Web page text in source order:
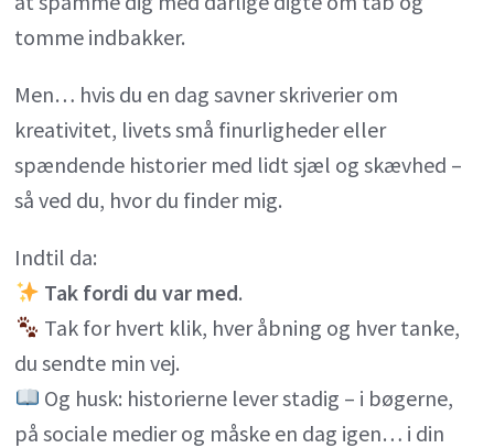
tomme indbakker.
Men… hvis du en dag savner skriverier om
kreativitet, livets små finurligheder eller
spændende historier med lidt sjæl og skævhed –
så ved du, hvor du finder mig.
Indtil da:
Tak fordi du var med.
Tak for hvert klik, hver åbning og hver tanke,
du sendte min vej.
Og husk: historierne lever stadig – i bøgerne,
på sociale medier og måske en dag igen… i din